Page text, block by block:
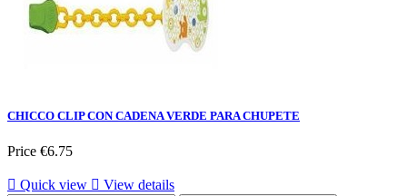
CHICCO CLIP CON CADENA VERDE PARA CHUPETE
Price €6.75
 Quick view  View details